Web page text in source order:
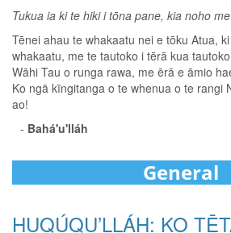
Tukua ia ki te hiki i tōna pane, kia noho
Tēnei ahau te whakaatu nei e tōku Atua,
whakaatu, me te tautoko i tērā kua
Wāhi Tau o runga rawa, me ērā e āmio
Ko ngā kīngitanga o te whenua o te rangi
ao!
- Bahá'u'lláh
General
ḤUQÚQU’LLÁH: KO